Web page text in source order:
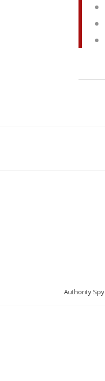
Authority Spy